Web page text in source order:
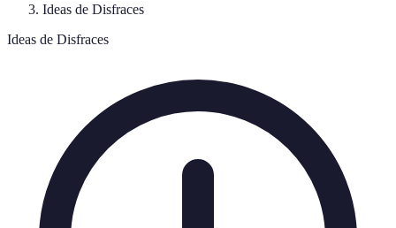
Ideas de Disfraces
Ideas de Disfraces